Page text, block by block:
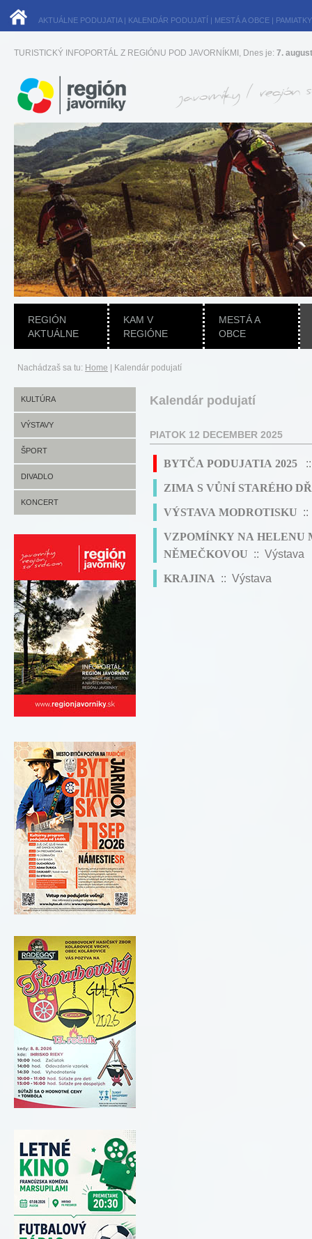
AKTUÁLNE PODUJATIA| KALENDÁR PODUJATÍ | MESTÁ A OBCE | PAMIATKY
TURISTICKÝ INFOPORTÁL Z REGIÓNU POD JAVORNÍKMI, Dnes je: 7.
REGIÓN
AKTUÁLNE
KAM V
REGIÓNE
MESTÁ A
OBCE
Nachádzaš sa tu: Home Kalendár podujatí
KULTÚRA
VÝSTAVY
ŠPORT
DIVADLO
KONCERT
Kalendár podujatí
PIATOK 12 DECEMBER 2025
BYTČA PODUJATIA 2025
ZIMA S VŮNÍ STARÉHO
VÝSTAVA MODROTISKU ::
VZPOMÍNKY NA HELENU
NĚMEČKOVOU :: Výstava
KRAJINA :: Výstava